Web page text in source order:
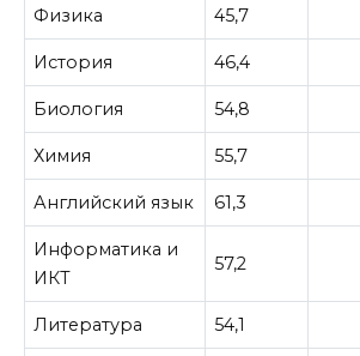
Физика 45,7
История 46,4
Биология 54,8
Химия 55,7
Английский язык 61,3
Информатика и
ИКТ
57,2
Литература 54,1